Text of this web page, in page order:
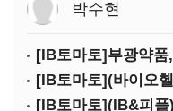
박수현